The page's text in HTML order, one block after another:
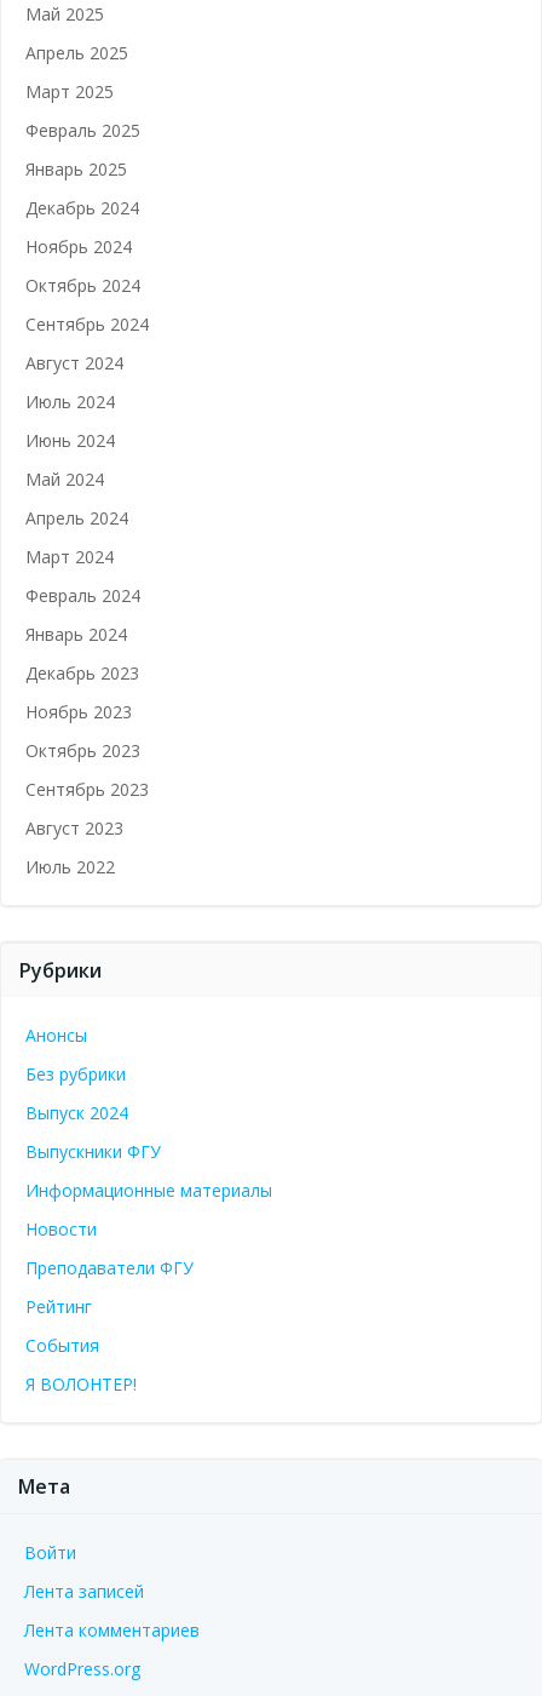
Май 2025
Апрель 2025
Март 2025
Февраль 2025
Январь 2025
Декабрь 2024
Ноябрь 2024
Октябрь 2024
Сентябрь 2024
Август 2024
Июль 2024
Июнь 2024
Май 2024
Апрель 2024
Март 2024
Февраль 2024
Январь 2024
Декабрь 2023
Ноябрь 2023
Октябрь 2023
Сентябрь 2023
Август 2023
Июль 2022
Рубрики
Анонсы
Без рубрики
Выпуск 2024
Выпускники ФГУ
Информационные материалы
Новости
Преподаватели ФГУ
Рейтинг
События
Я ВОЛОНТЕР!
Мета
Войти
Лента записей
Лента комментариев
WordPress.org